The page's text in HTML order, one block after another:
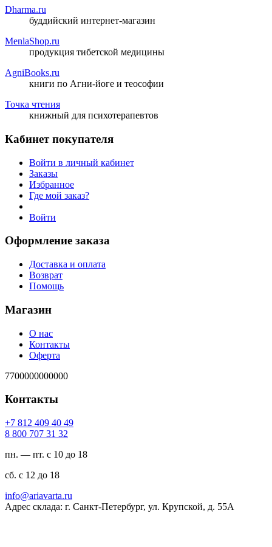
Dharma.ru
буддийский интернет-магазин
MenlaShop.ru
продукция тибетской медицины
AgniBooks.ru
книги по Агни-йоге и теософии
Точка чтения
книжный для психотерапевтов
Кабинет покупателя
Войти в личный кабинет
Заказы
Избранное
Где мой заказ?
Войти
Оформление заказа
Доставка и оплата
Возврат
Помощь
Магазин
О нас
Контакты
Оферта
7700000000000
Контакты
94 04 904 218 7+
23 13 707 008 8
пн. — пт. с 10 до 18
сб. с 12 до 18
ur.atravaira@ofni
Адрес склада: г. Санкт-Петербург, ул. Крупской, д. 55А